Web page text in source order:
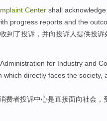
Center shall acknowledge
progress reports and the
收到 了投诉， 并向投诉人提供投诉
for Industry and
which directly faces the society,
费者投诉中心是直接面向社会 ，